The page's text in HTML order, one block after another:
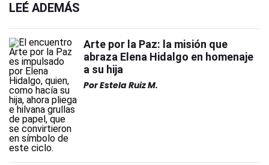
LEÉ ADEMÁS
Arte por la Paz: la misión que
abraza Elena Hidalgo en homenaje
a su hija
PorEstela Ruiz M.